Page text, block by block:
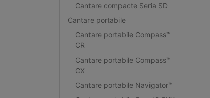
Cantare compacte Seria SD
Cantare portabile
Cantare portabile Compass™
CR
Cantare portabile Compass™
CX
Cantare portabile Navigator™